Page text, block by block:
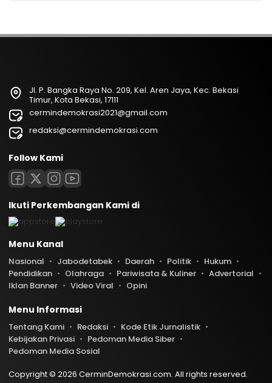
Jl. P. Bangka Raya No. 209, Kel. Aren Jaya, Kec. Bekasi
Timur, Kota Bekasi, 17111
cermindemokrasi2021@gmail.com
redaksi@cermindemokrasi.com
Follow Kami
Ikuti Perkembangan Kami di
Menu Kanal
Nasional Jabodetabek Daerah Politik
Hukum
Pendidikan
Olahraga Pariwisata & Kuliner
Advertorial
Iklan Banner
Video Viral Opini
Menu Informasi
Tentang Kami Redaksi
Kode Etik Jurnalistik
Kebijakan Privasi
Pedoman Media Siber
Pedoman Media Sosial
Copyright © 2026 CerminDemokrasi.com. All rights reserved.